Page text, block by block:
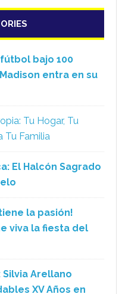
bajo 100
entra en su
Tu Hogar, Tu
Tu Familia
El Halcón Sagrado
la pasión!
viva la fiesta del
Arellano
XV Años en